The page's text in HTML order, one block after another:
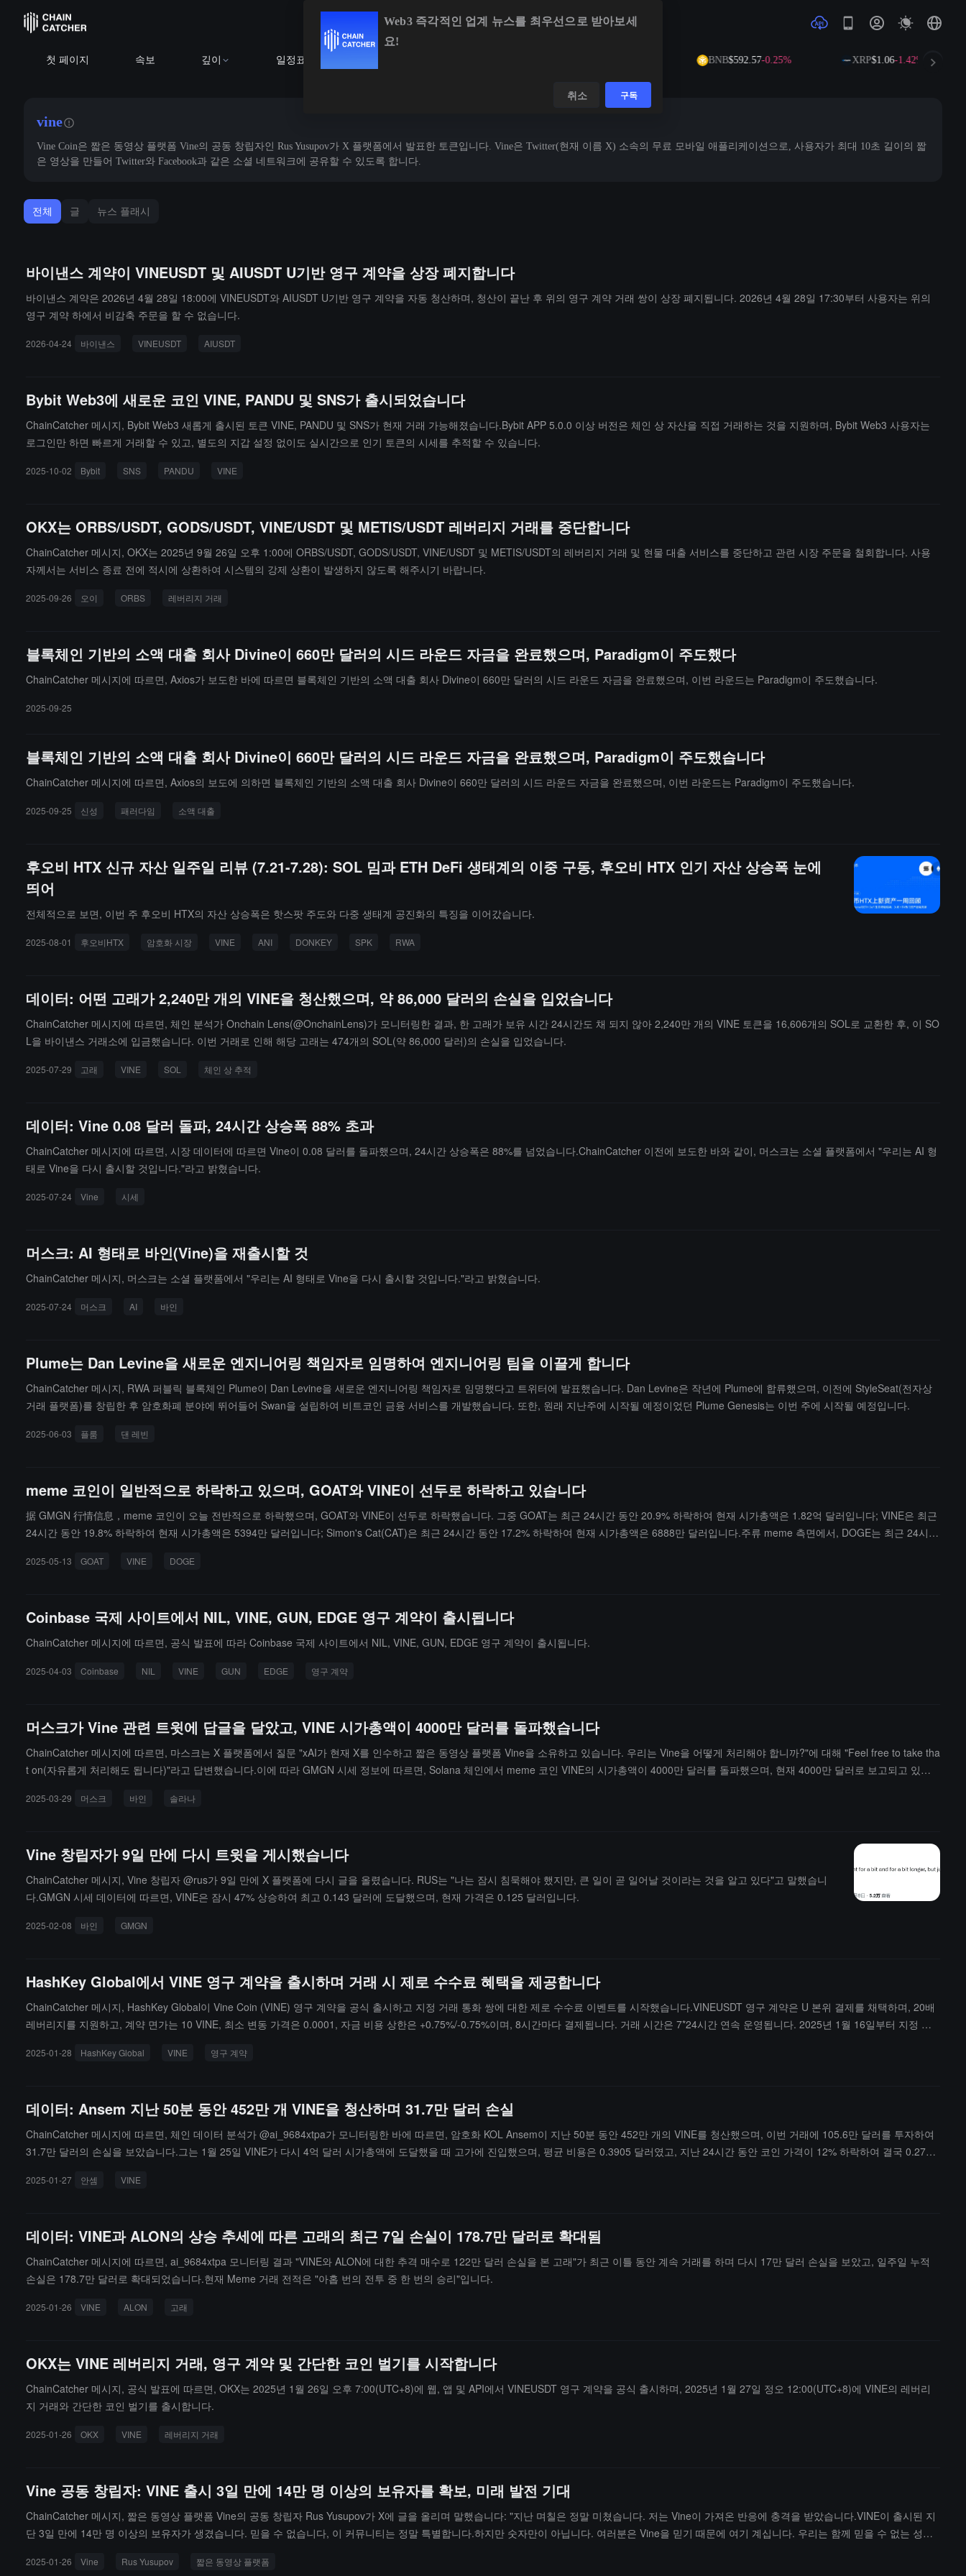
첫 페이지 속보 깊이 일정표 BNB$592.57-0.25% XRP$1.06-1.42%
vine
Vine Coin은 짧은 동영상 플랫폼 Vine의 공동 창립자인 Rus Yusupov가 X 플랫폼에서 발표한 토큰입니다. Vine은 Twitter(현재 이름 X) 소속의 무료 모바일 애플리케이션으로, 사용자가 최대 10초 길이의 짧
은 영상을 만들어 Twitter와 Facebook과 같은 소셜 네트워크에 공유할 수 있도록 합니다.
전체 글 뉴스 플래시
바이낸스 계약이 VINEUSDT 및 AIUSDT U기반 영구 계약을 상장 폐지합니다
바이낸스 계약은 2026년 4월 28일 18:00에 VINEUSDT와 AIUSDT U기반 영구 계약을 자동 청산하며, 청산이 끝난 후 위의 영구 계약 거래 쌍이 상장 폐지됩니다. 2026년 4월 28일 17:30부터 사용자는 위의
영구 계약 하에서 비감축 주문을 할 수 없습니다.
2026-04-24 바이낸스 VINEUSDT AIUSDT
Bybit Web3에 새로운 코인 VINE, PANDU 및 SNS가 출시되었습니다
ChainCatcher 메시지, Bybit Web3 새롭게 출시된 토큰 VINE, PANDU 및 SNS가 현재 거래 가능해졌습니다.Bybit APP 5.0.0 이상 버전은 체인 상 자산을 직접 거래하는 것을 지원하며, Bybit Web3 사용자는
로그인만 하면 빠르게 거래할 수 있고, 별도의 지갑 설정 없이도 실시간으로 인기 토큰의 시세를 추적할 수 있습니다.
2025-10-02 Bybit SNS PANDU VINE
OKX는 ORBS/USDT, GODS/USDT, VINE/USDT 및 METIS/USDT 레버리지 거래를 중단합니다
ChainCatcher 메시지, OKX는 2025년 9월 26일 오후 1:00에 ORBS/USDT, GODS/USDT, VINE/USDT 및 METIS/USDT의 레버리지 거래 및 현물 대출 서비스를 중단하고 관련 시장 주문을 철회합니다. 사용
자께서는 서비스 종료 전에 적시에 상환하여 시스템의 강제 상환이 발생하지 않도록 해주시기 바랍니다.
2025-09-26 오이 ORBS 레버리지 거래
블록체인 기반의 소액 대출 회사 Divine이 660만 달러의 시드 라운드 자금을 완료했으며, Paradigm이 주도했다
ChainCatcher 메시지에 따르면, Axios가 보도한 바에 따르면 블록체인 기반의 소액 대출 회사 Divine이 660만 달러의 시드 라운드 자금을 완료했으며, 이번 라운드는 Paradigm이 주도했습니다.
2025-09-25
블록체인 기반의 소액 대출 회사 Divine이 660만 달러의 시드 라운드 자금을 완료했으며, Paradigm이 주도했습니다
ChainCatcher 메시지에 따르면, Axios의 보도에 의하면 블록체인 기반의 소액 대출 회사 Divine이 660만 달러의 시드 라운드 자금을 완료했으며, 이번 라운드는 Paradigm이 주도했습니다.
2025-09-25 신성 패러다임 소액 대출
후오비 HTX 신규 자산 일주일 리뷰 (7.21-7.28): SOL 밈과 ETH DeFi 생태계의 이중 구동, 후오비 HTX 인기 자산 상승폭 눈에
띄어
전체적으로 보면, 이번 주 후오비 HTX의 자산 상승폭은 핫스팟 주도와 다중 생태계 공진화의 특징을 이어갔습니다.
2025-08-01 후오비HTX 암호화 시장 VINE ANI DONKEY SPK RWA
데이터: 어떤 고래가 2,240만 개의 VINE을 청산했으며, 약 86,000 달러의 손실을 입었습니다
ChainCatcher 메시지에 따르면, 체인 분석가 Onchain Lens(@OnchainLens)가 모니터링한 결과, 한 고래가 보유 시간 24시간도 채 되지 않아 2,240만 개의 VINE 토큰을 16,606개의 SOL로 교환한 후, 이 SO
L을 바이낸스 거래소에 입금했습니다. 이번 거래로 인해 해당 고래는 474개의 SOL(약 86,000 달러)의 손실을 입었습니다.
2025-07-29 고래 VINE SOL 체인 상 추적
데이터: Vine 0.08 달러 돌파, 24시간 상승폭 88% 초과
ChainCatcher 메시지에 따르면, 시장 데이터에 따르면 Vine이 0.08 달러를 돌파했으며, 24시간 상승폭은 88%를 넘었습니다.ChainCatcher 이전에 보도한 바와 같이, 머스크는 소셜 플랫폼에서 "우리는 AI 형
태로 Vine을 다시 출시할 것입니다."라고 밝혔습니다.
2025-07-24 Vine 시세
머스크: AI 형태로 바인(Vine)을 재출시할 것
ChainCatcher 메시지, 머스크는 소셜 플랫폼에서 "우리는 AI 형태로 Vine을 다시 출시할 것입니다."라고 밝혔습니다.
2025-07-24 머스크 AI 바인
Plume는 Dan Levine을 새로운 엔지니어링 책임자로 임명하여 엔지니어링 팀을 이끌게 합니다
ChainCatcher 메시지, RWA 퍼블릭 블록체인 Plume이 Dan Levine을 새로운 엔지니어링 책임자로 임명했다고 트위터에 발표했습니다. Dan Levine은 작년에 Plume에 합류했으며, 이전에 StyleSeat(전자상
거래 플랫폼)를 창립한 후 암호화폐 분야에 뛰어들어 Swan을 설립하여 비트코인 금융 서비스를 개발했습니다. 또한, 원래 지난주에 시작될 예정이었던 Plume Genesis는 이번 주에 시작될 예정입니다.
2025-06-03 플룸 댄 레빈
meme 코인이 일반적으로 하락하고 있으며, GOAT와 VINE이 선두로 하락하고 있습니다
据 GMGN 行情信息，meme 코인이 오늘 전반적으로 하락했으며, GOAT와 VINE이 선두로 하락했습니다. 그중 GOAT는 최근 24시간 동안 20.9% 하락하여 현재 시가총액은 1.82억 달러입니다; VINE은 최근
24시간 동안 19.8% 하락하여 현재 시가총액은 5394만 달러입니다; Simon's Cat(CAT)은 최근 24시간 동안 17.2% 하락하여 현재 시가총액은 6888만 달러입니다.주류 meme 측면에서, DOGE는 최근 24시간
2025-05-13 GOAT VINE DOGE
Coinbase 국제 사이트에서 NIL, VINE, GUN, EDGE 영구 계약이 출시됩니다
ChainCatcher 메시지에 따르면, 공식 발표에 따라 Coinbase 국제 사이트에서 NIL, VINE, GUN, EDGE 영구 계약이 출시됩니다.
2025-04-03 Coinbase NIL VINE GUN EDGE 영구 계약
머스크가 Vine 관련 트윗에 답글을 달았고, VINE 시가총액이 4000만 달러를 돌파했습니다
ChainCatcher 메시지에 따르면, 마스크는 X 플랫폼에서 질문 "xAI가 현재 X를 인수하고 짧은 동영상 플랫폼 Vine을 소유하고 있습니다. 우리는 Vine을 어떻게 처리해야 합니까?"에 대해 "Feel free to take tha
t on(자유롭게 처리해도 됩니다)"라고 답변했습니다.이에 따라 GMGN 시세 정보에 따르면, Solana 체인에서 meme 코인 VINE의 시가총액이 4000만 달러를 돌파했으며, 현재 4000만 달러로 보고되고 있으
2025-03-29 머스크 바인 솔라나
Vine 창립자가 9일 만에 다시 트윗을 게시했습니다
ChainCatcher 메시지, Vine 창립자 @rus가 9일 만에 X 플랫폼에 다시 글을 올렸습니다. RUS는 "나는 잠시 침묵해야 했지만, 큰 일이 곧 일어날 것이라는 것을 알고 있다"고 말했습니
다.GMGN 시세 데이터에 따르면, VINE은 잠시 47% 상승하여 최고 0.143 달러에 도달했으며, 현재 가격은 0.125 달러입니다.
2025-02-08 바인 GMGN
HashKey Global에서 VINE 영구 계약을 출시하며 거래 시 제로 수수료 혜택을 제공합니다
ChainCatcher 메시지, HashKey Global이 Vine Coin (VINE) 영구 계약을 공식 출시하고 지정 거래 통화 쌍에 대한 제로 수수료 이벤트를 시작했습니다.VINEUSDT 영구 계약은 U 본위 결제를 채택하며, 20배
레버리지를 지원하고, 계약 면가는 10 VINE, 최소 변동 가격은 0.0001, 자금 비용 상한은 +0.75%/-0.75%이며, 8시간마다 결제됩니다. 거래 시간은 7*24시간 연속 운영됩니다. 2025년 1월 16일부터 지정 통
2025-01-28 HashKey Global VINE 영구 계약
데이터: Ansem 지난 50분 동안 452만 개 VINE을 청산하며 31.7만 달러 손실
ChainCatcher 메시지에 따르면, 체인 데이터 분석가 @ai_9684xtpa가 모니터링한 바에 따르면, 암호화 KOL Ansem이 지난 50분 동안 452만 개의 VINE를 청산했으며, 이번 거래에 105.6만 달러를 투자하여
31.7만 달러의 손실을 보았습니다.그는 1월 25일 VINE가 다시 4억 달러 시가총액에 도달했을 때 고가에 진입했으며, 평균 비용은 0.3905 달러였고, 지난 24시간 동안 코인 가격이 12% 하락하여 결국 0.2723
2025-01-27 안셈 VINE
데이터: VINE과 ALON의 상승 추세에 따른 고래의 최근 7일 손실이 178.7만 달러로 확대됨
ChainCatcher 메시지에 따르면, ai_9684xtpa 모니터링 결과 "VINE와 ALON에 대한 추격 매수로 122만 달러 손실을 본 고래"가 최근 이틀 동안 계속 거래를 하며 다시 17만 달러 손실을 보았고, 일주일 누적
손실은 178.7만 달러로 확대되었습니다.현재 Meme 거래 전적은 "아홉 번의 전투 중 한 번의 승리"입니다.
2025-01-26 VINE ALON 고래
OKX는 VINE 레버리지 거래, 영구 계약 및 간단한 코인 벌기를 시작합니다
ChainCatcher 메시지, 공식 발표에 따르면, OKX는 2025년 1월 26일 오후 7:00(UTC+8)에 웹, 앱 및 API에서 VINEUSDT 영구 계약을 공식 출시하며, 2025년 1월 27일 정오 12:00(UTC+8)에 VINE의 레버리
지 거래와 간단한 코인 벌기를 출시합니다.
2025-01-26 OKX VINE 레버리지 거래
Vine 공동 창립자: VINE 출시 3일 만에 14만 명 이상의 보유자를 확보, 미래 발전 기대
ChainCatcher 메시지, 짧은 동영상 플랫폼 Vine의 공동 창립자 Rus Yusupov가 X에 글을 올리며 말했습니다: "지난 며칠은 정말 미쳤습니다. 저는 Vine이 가져온 반응에 충격을 받았습니다.VINE이 출시된 지
단 3일 만에 14만 명 이상의 보유자가 생겼습니다. 믿을 수 없습니다, 이 커뮤니티는 정말 특별합니다.하지만 숫자만이 아닙니다. 여러분은 Vine을 믿기 때문에 여기 계십니다. 우리는 함께 믿을 수 없는 성과
2025-01-26 Vine Rus Yusupov 짧은 동영상 플랫폼
Web3 즉각적인 업계 뉴스를 최우선으로 받아보세
요!
취소 구독